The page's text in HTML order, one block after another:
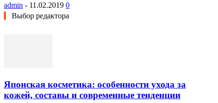
admin - 11.02.2019 0
Выбор редактора
Японская косметика: особенности ухода за
кожей, составы и современные тенденции